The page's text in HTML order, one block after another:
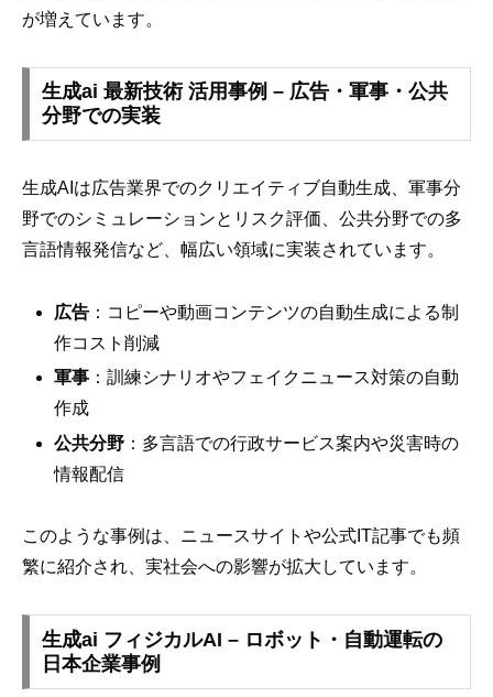
が増えています。
生成ai 最新技術 活用事例 – 広告・軍事・公共
分野での実装
生成AIは広告業界でのクリエイティブ自動生成、軍事分
野でのシミュレーションとリスク評価、公共分野での多
言語情報発信など、幅広い領域に実装されています。
広告 ：コピーや動画コンテンツの自動生成による制
作コスト削減
軍事 ：訓練シナリオやフェイクニュース対策の自動
作成
公共分野 ：多言語での行政サービス案内や災害時の
情報配信
このような事例は、ニュースサイトや公式IT記事でも頻
繁に紹介され、実社会への影響が拡大しています。
生成ai フィジカルAI – ロボット・自動運転の
日本企業事例